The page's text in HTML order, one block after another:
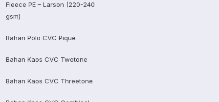
Fleece PE – Larson (220-240
gsm)
Bahan Polo CVC Pique
Bahan Kaos CVC Twotone
Bahan Kaos CVC Threetone